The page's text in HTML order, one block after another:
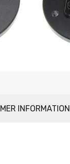
MER INFORMATION